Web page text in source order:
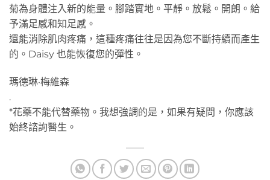
菊為身體注入新的能量。腳踏實地。平靜。放鬆。開朗。給
予滿足感和知足感。
還能消除肌肉疼痛，這種疼痛往往是因為您不斷持續而產生
的。Daisy 也能恢復您的彈性。
瑪德琳·梅維森
.
*花藥不能代替藥物。我想強調的是，如果有疑問，你應該
始終諮詢醫生。